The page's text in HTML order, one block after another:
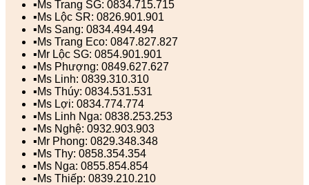
▪️Ms Trang SG: 0834.715.715
▪️Ms Lộc SR: 0826.901.901
▪️Ms Sang: 0834.494.494
▪️Ms Trang Eco: 0847.827.827
▪️Mr Lộc SG: 0854.901.901
▪️Ms Phượng: 0849.627.627
▪️Ms Linh: 0839.310.310
▪️Ms Thúy: 0834.531.531
▪️Ms Lợi: 0834.774.774
▪️Ms Linh Nga: 0838.253.253
▪️Ms Nghệ: 0932.903.903
▪️Mr Phong: 0829.348.348
▪️Ms Thy: 0858.354.354
▪️Ms Nga: 0855.854.854
▪️Ms Thiếp: 0839.210.210